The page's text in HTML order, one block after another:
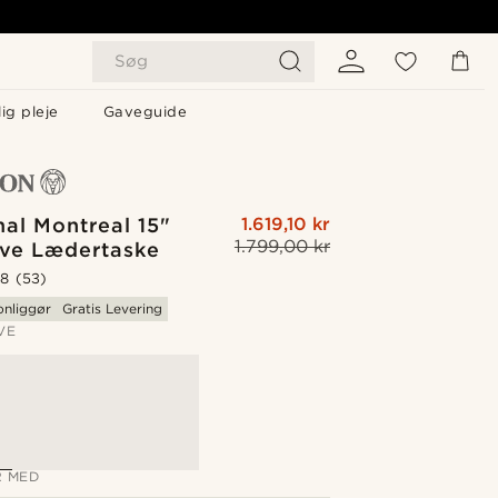
Søg
pleje Gaveguide
Montreal 15"
Lædertaske
1.799,00 kr
1.619,10 kr
(53)
Gratis Levering
MED